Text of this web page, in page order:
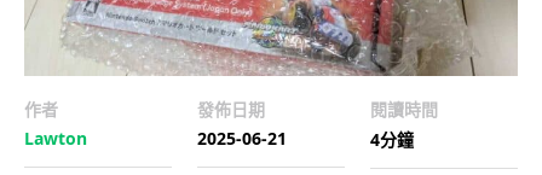
作者
Lawton
發佈日期
2025-06-21
閱讀時間
4分鐘